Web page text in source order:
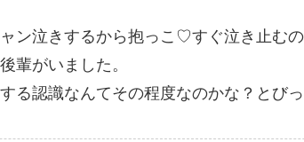
ャン泣きするから抱っこ♡すぐ泣き止む
輩がいました。
る認識なんてその程度なのかな？とびっ